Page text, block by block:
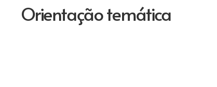
Orientação temática